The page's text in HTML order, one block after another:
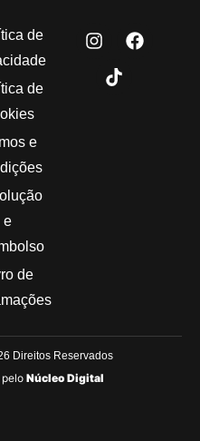
de
de
e
e
de
Direitos Reservados
Núcleo Digital